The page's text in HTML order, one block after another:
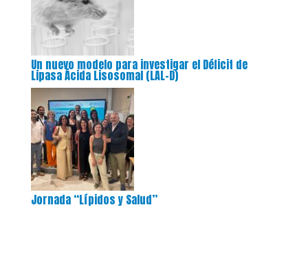
Un nuevo modelo para investigar el Déficit de
Lipasa Ácida Lisosomal (LAL-D)
Jornada “Lípidos y Salud”